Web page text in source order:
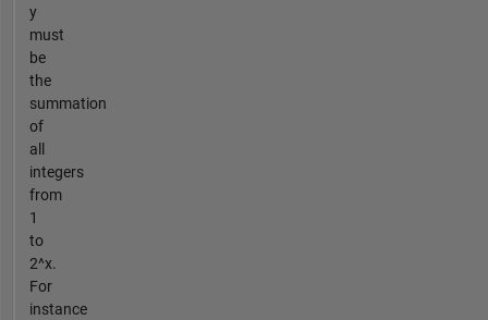
y
must
be
the
summation
of
all
integers
from
1
to
2^x.
For
instance